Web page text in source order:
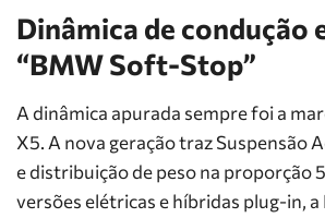
Dinâmica de condução
“BMW Soft-Stop”
A dinâmica apurada sempre foi a
X5. A nova geração traz Suspensão
e distribuição de peso na proporção
versões elétricas e híbridas plug-in,